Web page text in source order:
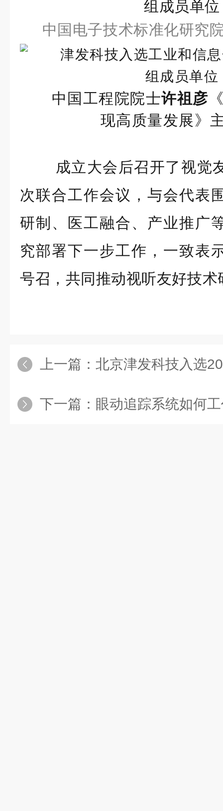
中国电子技术标准化研究
中国工程院院士许祖彦
现高质量发展》
成立大会后召开了视觉
次联合工作会议，与会代表
研制、医工融合、产业推广
究部署下一步工作，一致表
号召，共同推动视听友好技
上一篇： 北京津发科技入选2024年”全
下一篇： 眼动追踪系统如何